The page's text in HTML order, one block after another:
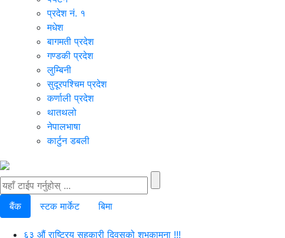
प्रदेश नं. १
मधेश
बागमती प्रदेश
गण्डकी प्रदेश
लुम्बिनी
सुदूरपश्चिम प्रदेश
कर्णाली प्रदेश
थातथलो
नेपालभाषा
कार्टुन डबली
बैंक स्टक मार्केट बिमा
६३ औं राष्ट्रिय सहकारी दिवसको शुभकामना !!!